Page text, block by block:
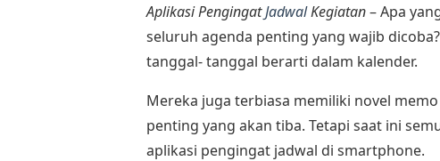
Aplikasi PengingatJadwalKegiatan– Apa
seluruh agenda penting yang wajib
tanggal- tanggal berarti dalam kalender.
Mereka juga terbiasa memiliki novel
penting yang akan tiba. Tetapi saat ini
aplikasi pengingat jadwal di smartphone.